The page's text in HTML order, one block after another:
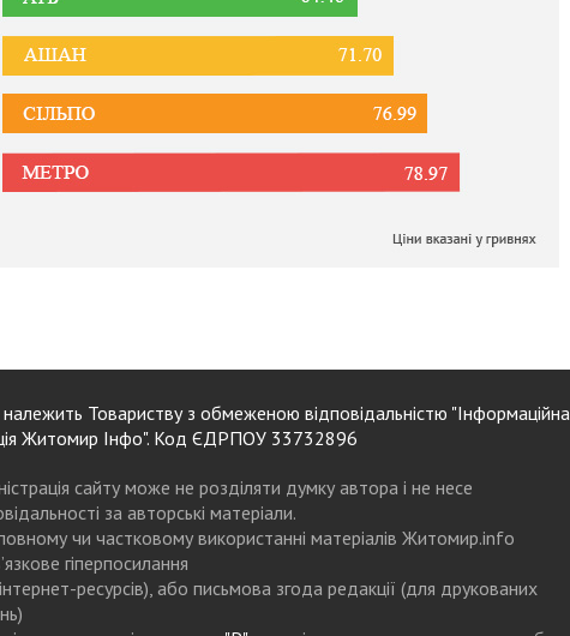
Товариству з обмеженою відповідальністю "Інформаційна
Житомир Інфо". Код ЄДРПОУ 33732896
сайту може не розділяти думку автора і не несе
за авторські матеріали.
чи частковому використанні матеріалів Житомир.info
гіперпосилання
ресурсів), або письмова згода редакції (для друкованих